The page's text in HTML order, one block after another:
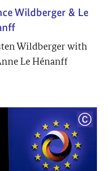
Wildberger & Le
Wildberger with
Le Hénanff